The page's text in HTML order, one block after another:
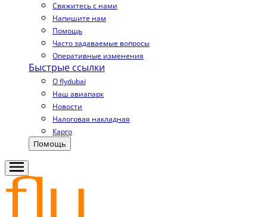
Свяжитесь с нами
Напишите нам
Помощь
Часто задаваемые вопросы
Оперативные изменения
Быстрые ссылки
О flydubai
Наш авиапарк
Новости
Налоговая накладная
Карго
Помощь